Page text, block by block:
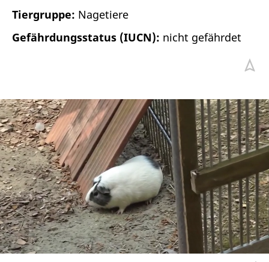
Tiergruppe: Nagetiere
Gefährdungsstatus (IUCN): nicht gefährdet